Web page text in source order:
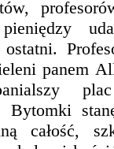
panem
Bytomki
całość,